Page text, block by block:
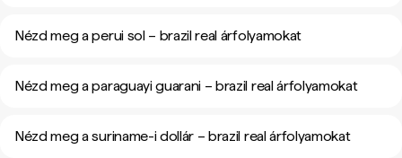
Nézd meg a perui sol – brazil real árfolyamokat
Nézd meg a paraguayi guarani – brazil real árfolyamokat
Nézd meg a suriname-i dollár – brazil real árfolyamokat